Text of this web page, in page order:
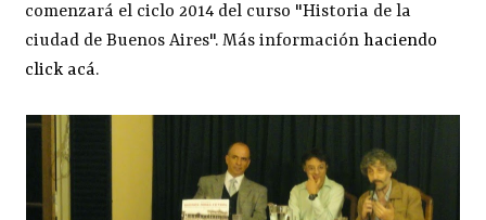
comenzará el ciclo 2014 del curso "Historia de la
ciudad de Buenos Aires". Más informaciónhaciendo
click acá.